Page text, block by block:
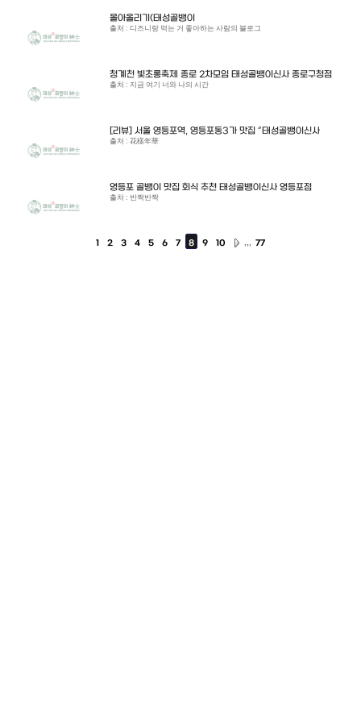
몰아올리기(태성골뱅이
출처 : 디즈니랑 먹는 거 좋아하는 사람의 블로그
청계천 빛초롱축제 종로 2차모임 태성골뱅이신사 종로구청점
출처 : 지금 여기 너와 나의 시간
[리뷰] 서울 영등포역, 영등포동3가 맛집 “태성골뱅이신사
출처 : 花樣年華
영등포 골뱅이 맛집 회식 추천 태성골뱅이신사 영등포점
출처 : 반짝반짝
1 2 3 4 5 6 7 8 9 10 ,,, 77